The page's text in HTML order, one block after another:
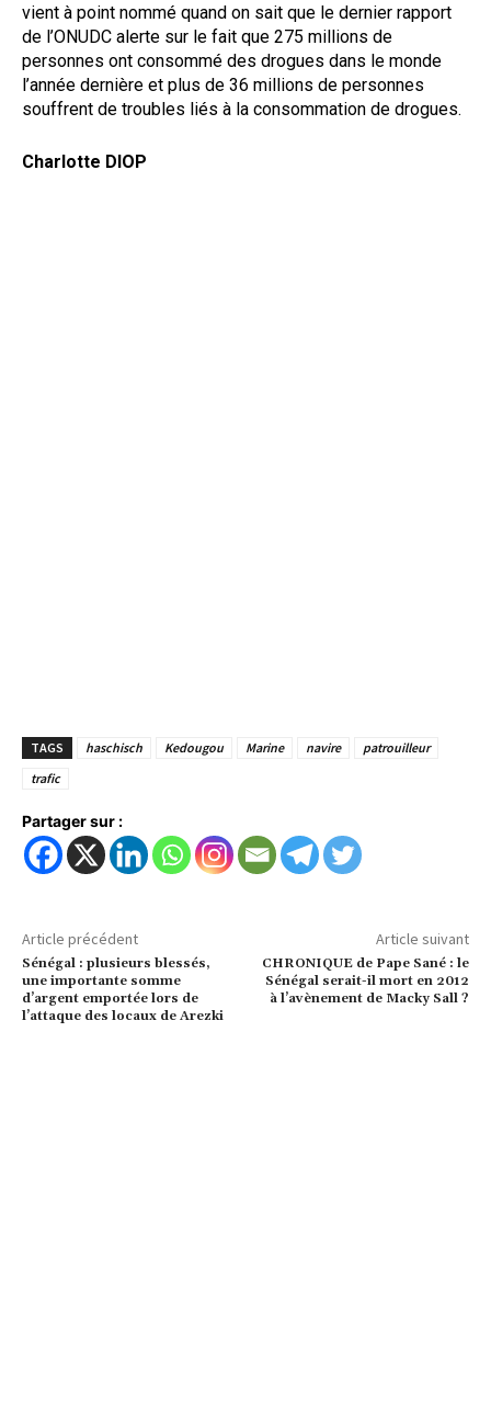
vient à point nommé quand on sait que le dernier rapport
de l’ONUDC alerte sur le fait que 275 millions de
personnes ont consommé des drogues dans le monde
l’année dernière et plus de 36 millions de personnes
souffrent de troubles liés à la consommation de drogues.
Charlotte DIOP
TAGS haschisch Kedougou Marine navire
patrouilleur
trafic
Partager sur :
Article précédent
Sénégal : plusieurs blessés,
une importante somme
d’argent emportée lors de
l’attaque des locaux de Arezki
Article suivant
CHRONIQUE de Pape Sané : le
Sénégal serait-il mort en 2012
à l’avènement de Macky Sall ?